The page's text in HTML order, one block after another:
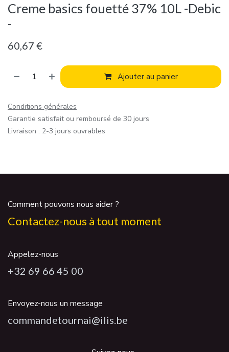
Creme basics fouetté 37% 10L -Debic
-
60,67 €
Ajouter au panier
Conditions générales
Garantie satisfait ou remboursé de 30 jours
Livraison : 2-3 jours ouvrables
Comment pouvons nous aider ?
Contactez-nous à tout moment
Appelez-nous
+32 69 66 45 00
Envoyez-nous un message
commandetournai@ilis.be